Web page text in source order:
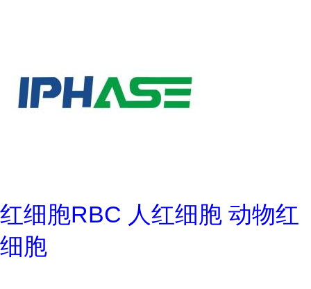
红细胞RBC 人红细胞 动物红
细胞